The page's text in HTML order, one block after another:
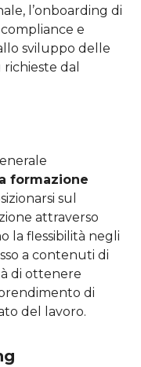
l’onboarding di
e
sviluppo delle
dal
formazione
sul
attraverso
la flessibilità negli
a contenuti di
di ottenere
di
del lavoro.